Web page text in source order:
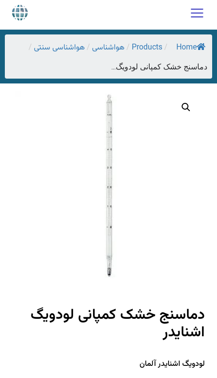
Home
/
Products
/ هواشناسی / هواشناسی سنتی /
دماسنج خشک کمپانی لودویگ...
دماسنج خشک کمپانی لودویگ
اشنایدر
لودویگ اشنایدر آلمان